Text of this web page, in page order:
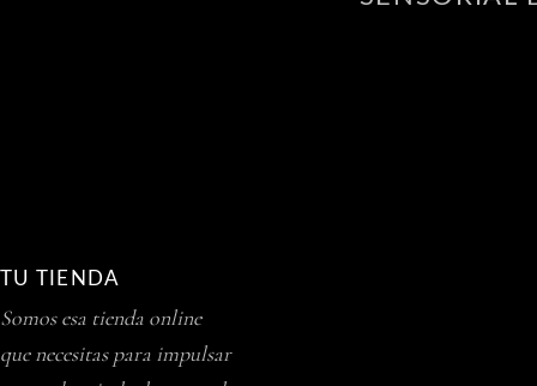
TU TIENDA
Somos esa tienda online
que necesitas para impulsar